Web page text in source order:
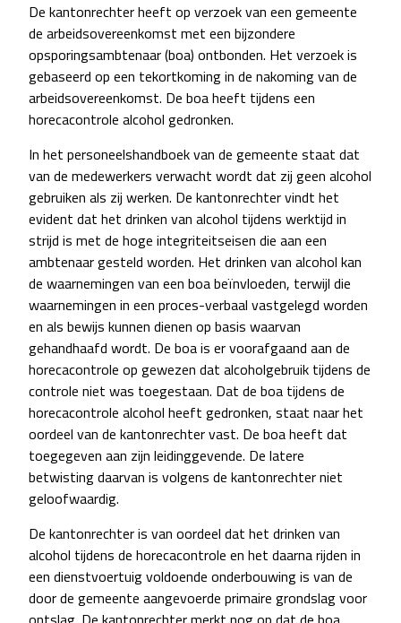
De kantonrechter heeft op verzoek van een gemeente
de arbeidsovereenkomst met een bijzondere
opsporingsambtenaar (boa) ontbonden. Het verzoek is
gebaseerd op een tekortkoming in de nakoming van de
arbeidsovereenkomst. De boa heeft tijdens een
horecacontrole alcohol gedronken.
In het personeelshandboek van de gemeente staat dat
van de medewerkers verwacht wordt dat zij geen alcohol
gebruiken als zij werken. De kantonrechter vindt het
evident dat het drinken van alcohol tijdens werktijd in
strijd is met de hoge integriteitseisen die aan een
ambtenaar gesteld worden. Het drinken van alcohol kan
de waarnemingen van een boa beïnvloeden, terwijl die
waarnemingen in een proces-verbaal vastgelegd worden
en als bewijs kunnen dienen op basis waarvan
gehandhaafd wordt. De boa is er voorafgaand aan de
horecacontrole op gewezen dat alcoholgebruik tijdens de
controle niet was toegestaan. Dat de boa tijdens de
horecacontrole alcohol heeft gedronken, staat naar het
oordeel van de kantonrechter vast. De boa heeft dat
toegegeven aan zijn leidinggevende. De latere
betwisting daarvan is volgens de kantonrechter niet
geloofwaardig.
De kantonrechter is van oordeel dat het drinken van
alcohol tijdens de horecacontrole en het daarna rijden in
een dienstvoertuig voldoende onderbouwing is van de
door de gemeente aangevoerde primaire grondslag voor